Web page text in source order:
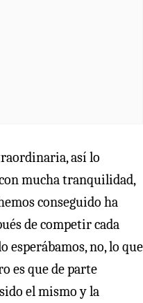
así lo
mucha tranquilidad,
conseguido ha
de competir cada
esperábamos, no, lo que
es que de parte
el mismo y la